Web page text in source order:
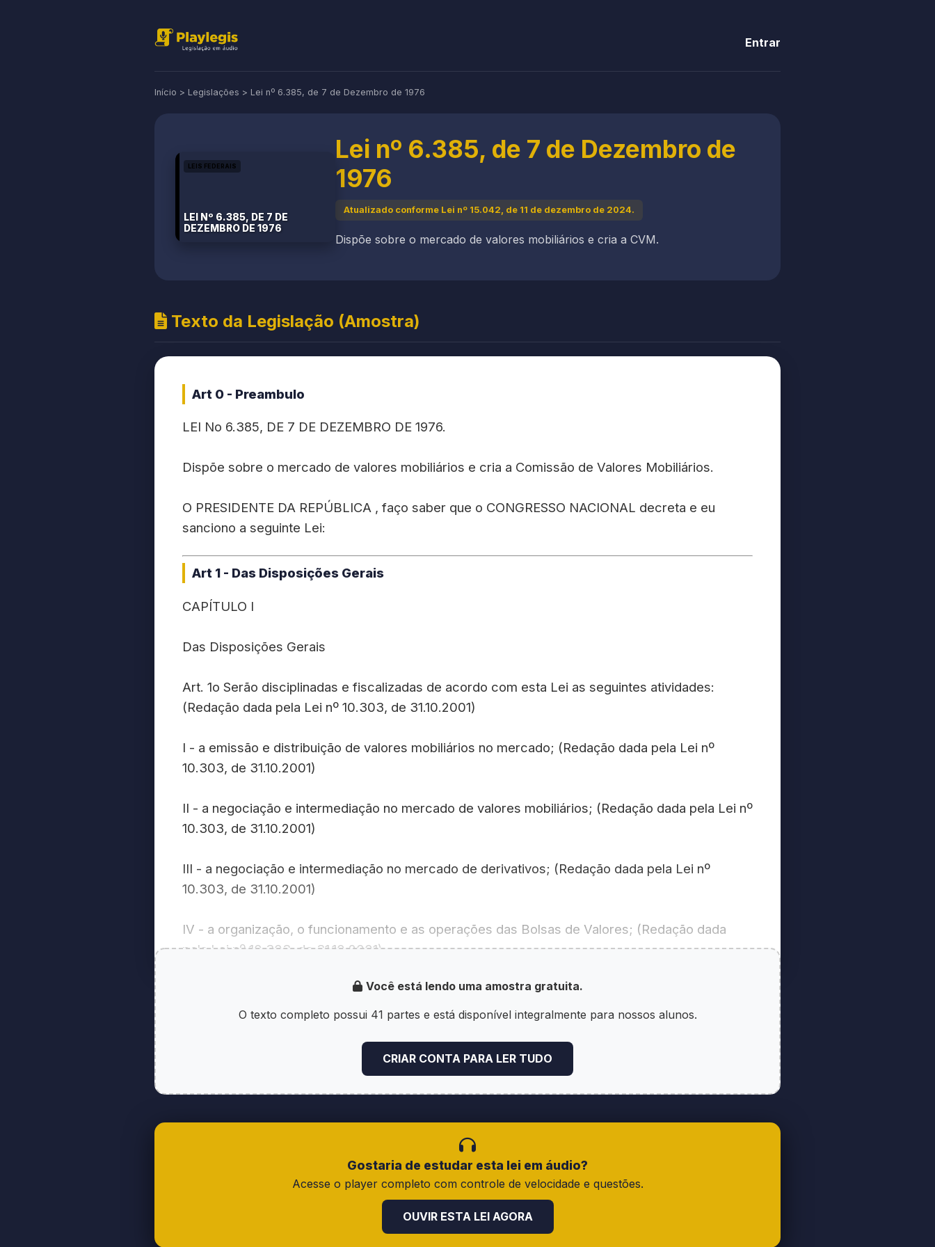
Entrar
Início > Legislações > Lei nº 6.385, de 7 de Dezembro de 1976
LEIS FEDERAIS
LEI Nº 6.385, DE 7 DE
DEZEMBRO DE 1976
Lei nº 6.385, de 7 de Dezembro de
1976
Atualizado conforme Lei nº 15.042, de 11 de dezembro de 2024.
Dispõe sobre o mercado de valores mobiliários e cria a CVM.
Texto da Legislação (Amostra)
Art 0 - Preambulo
LEI No 6.385, DE 7 DE DEZEMBRO DE 1976.
Dispõe sobre o mercado de valores mobiliários e cria a Comissão de Valores Mobiliários.
O PRESIDENTE DA REPÚBLICA , faço saber que o CONGRESSO NACIONAL decreta e eu
sanciono a seguinte Lei:
Art 1 - Das Disposições Gerais
CAPÍTULO I
Das Disposições Gerais
Art. 1o Serão disciplinadas e fiscalizadas de acordo com esta Lei as seguintes atividades:
(Redação dada pela Lei nº 10.303, de 31.10.2001)
I - a emissão e distribuição de valores mobiliários no mercado; (Redação dada pela Lei nº
10.303, de 31.10.2001)
II - a negociação e intermediação no mercado de valores mobiliários; (Redação dada pela Lei nº
10.303, de 31.10.2001)
III - a negociação e intermediação no mercado de derivativos; (Redação dada pela Lei nº
10.303, de 31.10.2001)
IV - a organização, o funcionamento e as operações das Bolsas de Valores; (Redação dada
pela Lei nº 10.303, de 31.10.2001)
V - a organização, o funcionamento e as operações das Bolsas de Mercadorias e Futuros;
(Redação dada pela Lei nº 10.303, de 31.10.2001)
VI - a administração de carteiras e a custódia de valores mobiliários; (Redação dada pela Lei nº
VIII - os serviços de consultor e analista de valores mobiliários. (Inciso incluído pela Lei nº
Você está lendo uma amostra gratuita.
O texto completo possui 41 partes e está disponível integralmente para nossos alunos.
CRIAR CONTA PARA LER TUDO
Gostaria de estudar esta lei em áudio?
Acesse o player completo com controle de velocidade e questões.
OUVIR ESTA LEI AGORA